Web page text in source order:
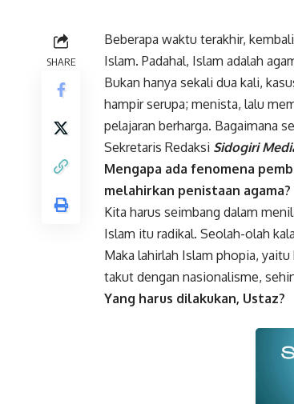
SHARE
Beberapa waktu terakhir,
Islam. Padahal, Islam adalah
Bukan hanya sekali dua kali,
hampir serupa; menista, lalu
pelajaran berharga. Bagaimana
Sekretaris Redaksi Sidogiri
Mengapa ada fenomena
melahirkan penistaan agama?
Kita harus seimbang dalam
Islam itu radikal. Seolah-olah
Maka lahirlah Islam phopia,
takut dengan nasionalisme,
Yang harus dilakukan, Ustaz?